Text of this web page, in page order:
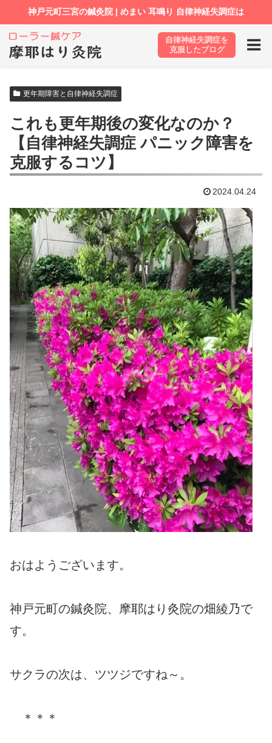
ホーム ブログ 更年期障害と自律神経失調症
更年期障害と自律神経失調症
これも更年期後の変化なのか？
【自律神経失調症 パニック障害を
克服するコツ】
2024.04.24
おはようございます。
神戸元町の鍼灸院、摩耶はり灸院の畑綾乃で
す。
サクラの次は、ツツジですね～。
＊＊＊
自律神経失調症を
克服したブログ